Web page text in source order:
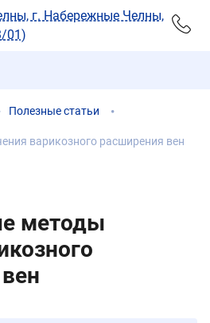
г. Набережные Челны,
01)
Полезные статьи
варикозного расширения вен
методы